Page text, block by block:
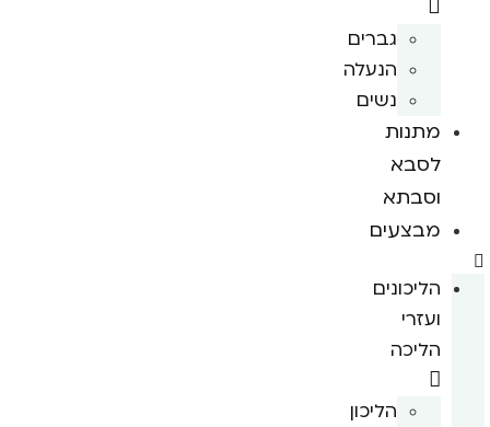
גברים
הנעלה
נשים
מתנות
לסבא
וסבתא
מבצעים
הליכונים
ועזרי
הליכה
הליכון